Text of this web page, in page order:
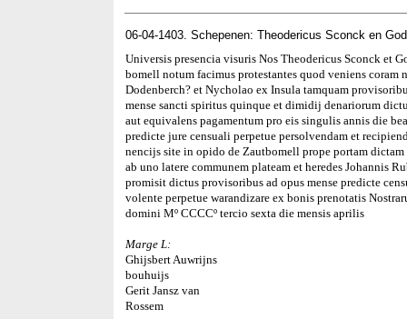
06-04-1403. Schepenen: Theodericus Sconck en
Universis presencia visuris Nos Theodericus Sconck et
bomell notum facimus protestantes quod veniens coram
Dodenberch? et Nycholao ex Insula tamquam
mense sancti spiritus quinque et dimidij denariorum
aut equivalens pagamentum pro eis singulis annis die
predicte jure censuali perpetue persolvendam et
nencijs site in opido de Zautbomell prope portam
ab uno latere communem plateam et heredes Johannis
promisit dictus provisoribus ad opus mense predicte
volente perpetue warandizare ex bonis prenotatis
domini Mº CCCCº tercio sexta die mensis aprilis
Marge L:
Ghijsbert Auwrijns
bouhuijs
Gerit Jansz van
Rossem